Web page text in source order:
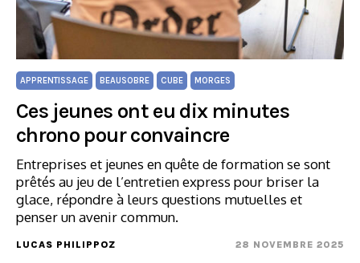
APPRENTISSAGE BEAUSOBRE CUBE MORGES
Ces jeunes ont eu dix minutes
chrono pour convaincre
Entreprises et jeunes en quête de formation se sont
prêtés au jeu de l’entretien express pour briser la
glace, répondre à leurs questions mutuelles et
penser un avenir commun.
LUCAS PHILIPPOZ 28 NOVEMBRE 2025